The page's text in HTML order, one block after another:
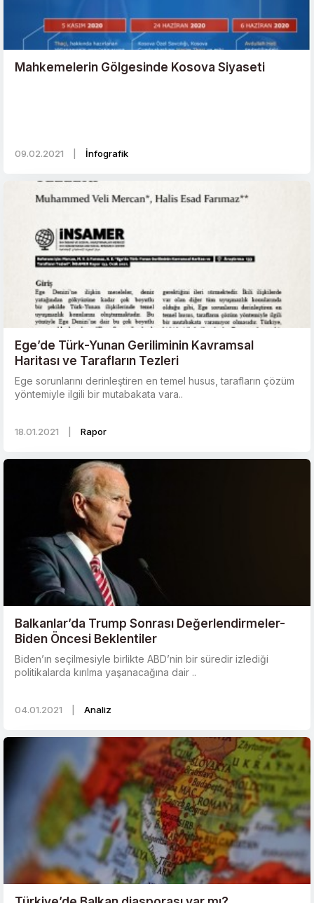
Mahkemelerin Gölgesinde Kosova Siyaseti
09.02.2021 İnfografik
Ege’de Türk-Yunan Geriliminin Kavramsal
Haritası ve Tarafların Tezleri
Ege sorunlarını derinleştiren en temel husus, tarafların çözüm
yöntemiyle ilgili bir mutabakata vara..
18.01.2021 Rapor
Balkanlar’da Trump Sonrası Değerlendirmeler-
Biden Öncesi Beklentiler
Biden’ın seçilmesiyle birlikte ABD’nin bir süredir izlediği
politikalarda kırılma yaşanacağına dair ..
04.01.2021 Analiz